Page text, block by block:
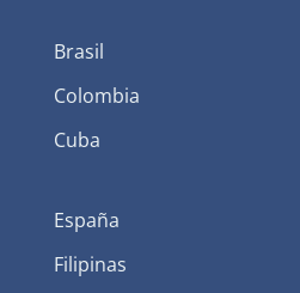
Brasil
Colombia
Cuba
España
Filipinas